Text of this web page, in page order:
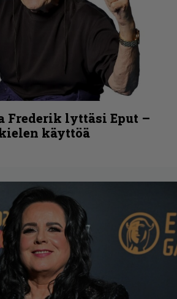
Frederik lyttäsi Eput –
käyttöä